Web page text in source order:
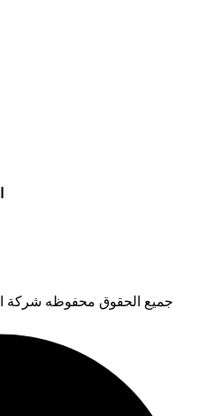
جميع الحقوق محفوظه شركة